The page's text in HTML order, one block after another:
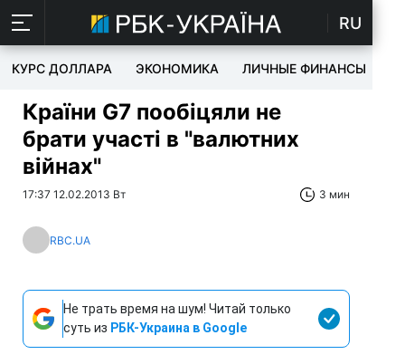
RU
КУРС ДОЛЛАРА ЭКОНОМИКА ЛИЧНЫЕ ФИНАНСЫ
Країни G7 пообіцяли не
брати участі в "валютних
війнах"
17:37 12.02.2013 Вт 3 мин
RBC.UA
Не трать время на шум! Читай только
суть из РБК-Украина в Google